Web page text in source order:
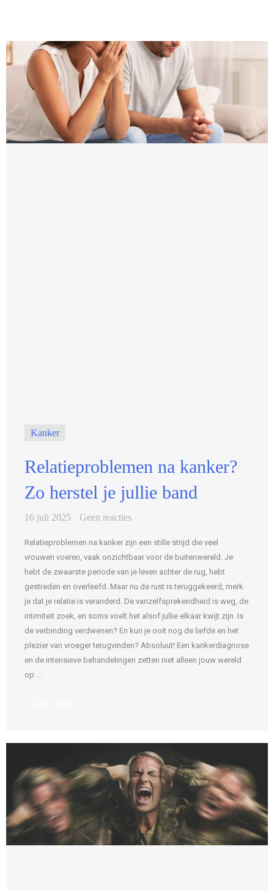
Kanker
Relatieproblemen na kanker?
Zo herstel je jullie band
16 juli 2025 Geen reacties
Relatieproblemen na kanker zijn een stille strijd die veel
vrouwen voeren, vaak onzichtbaar voor de buitenwereld. Je
hebt de zwaarste periode van je leven achter de rug, hebt
gestreden en overleefd. Maar nu de rust is teruggekeerd, merk
je dat je relatie is veranderd. De vanzelfsprekendheid is weg, de
intimiteit zoek, en soms voelt het alsof jullie elkaar kwijt zijn. Is
de verbinding verdwenen? En kun je ooit nog de liefde en het
plezier van vroeger terugvinden? Absoluut! Een kankerdiagnose
en de intensieve behandelingen zetten niet alleen jouw wereld
op ...